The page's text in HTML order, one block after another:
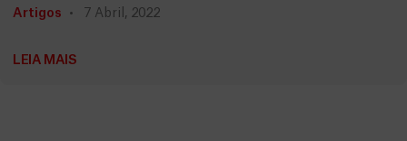
Artigos 7 Abril, 2022
LEIA MAIS